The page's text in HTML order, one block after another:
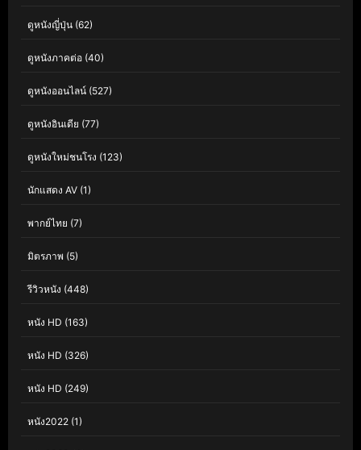
ดูหนังญี่ปุ่น (62)
ดูหนังภาคต่อ (40)
ดูหนังออนไลน์ (527)
ดูหนังอินเดีย (77)
ดูหนังใหม่ชนโรง (123)
นักแสดง AV (1)
พากย์ไทย (7)
มิตรภาพ (5)
รีวิวหนัง (448)
หนัง HD (163)
หนัง HD (326)
หนัง HD (249)
หนัง2022 (1)